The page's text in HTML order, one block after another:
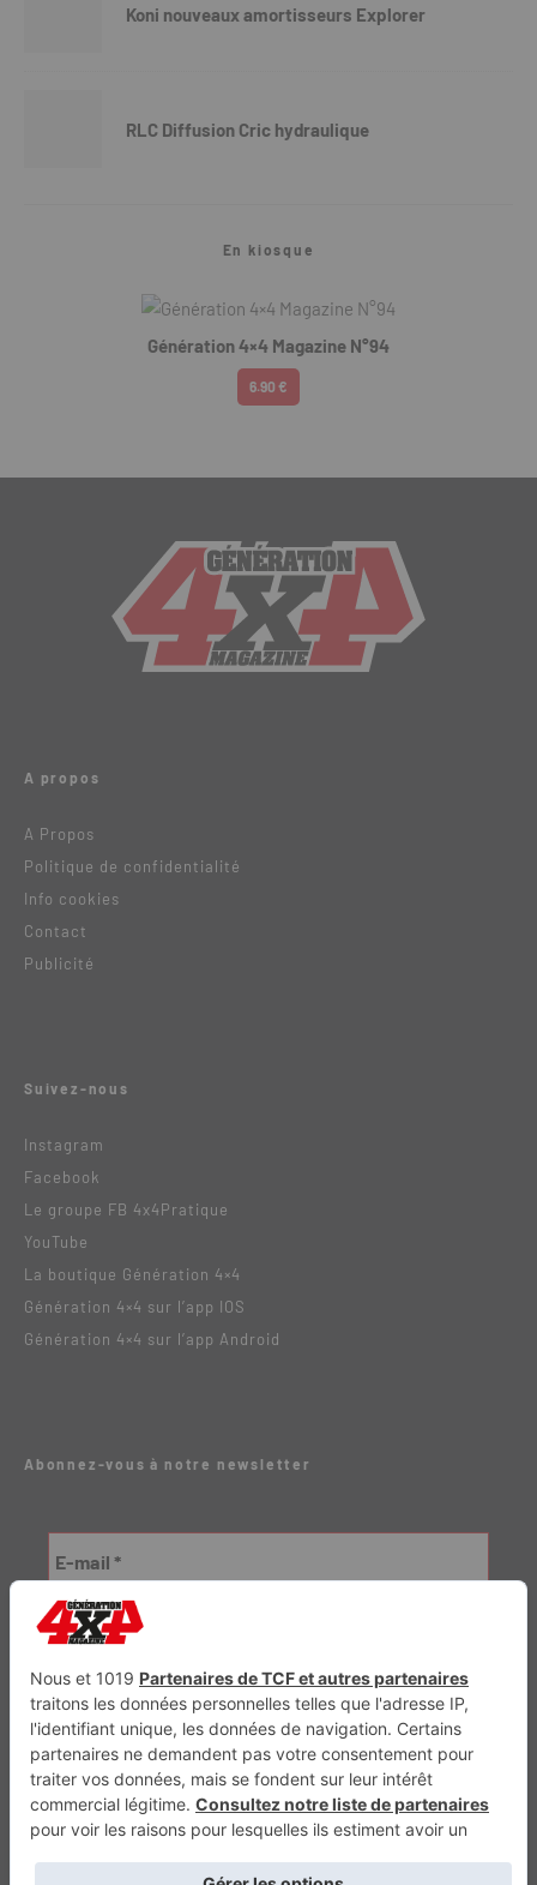
Koni nouveaux amortisseurs Explorer
RLC Diffusion Cric hydraulique
En kiosque
Génération 4×4 Magazine N°94
6.90 €
A propos
A Propos
Politique de confidentialité
Info cookies
Contact
Publicité
Suivez-nous
Instagram
Facebook
Le groupe FB 4x4Pratique
YouTube
La boutique Génération 4×4
Génération 4×4 sur l’app IOS
Génération 4×4 sur l’app Android
Abonnez-vous à notre newsletter
Génération Electrique Génération Sans Permis VTTAE.fr FullAttack